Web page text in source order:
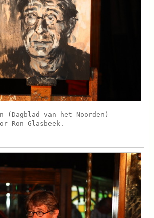
(Dagblad van het Noorden)
Ron Glasbeek.